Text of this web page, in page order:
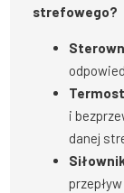
strefowego?
i
danej